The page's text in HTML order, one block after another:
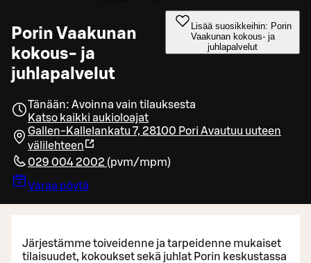
Porin Vaakunan
kokous- ja
juhlapalvelut
Lisää suosikkeihin: Porin
Vaakunan kokous- ja
juhlapalvelut
Tänään: Avoinna vain tilauksesta
Katso kaikki aukioloajat
Gallen-Kallelankatu 7, 28100 Pori Avautuu uuteen
välilehteen
029 004 2002 (pvm/mpm)
Varaa pöytä
Järjestämme toiveidenne ja tarpeidenne mukaiset
tilaisuudet, kokoukset sekä juhlat Porin keskustassa